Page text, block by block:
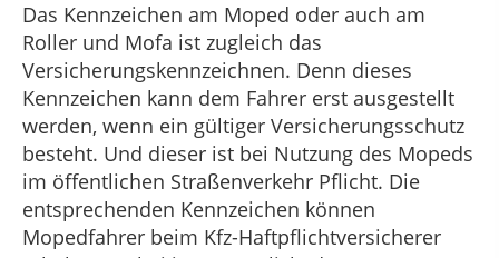
Das Kennzeichen am Moped oder auch am
Roller und Mofa ist zugleich das
Versicherungskennzeichnen. Denn dieses
Kennzeichen kann dem Fahrer erst ausgestellt
werden, wenn ein gültiger Versicherungsschutz
besteht. Und dieser ist bei Nutzung des Mopeds
im öffentlichen Straßenverkehr Pflicht. Die
entsprechenden Kennzeichen können
Mopedfahrer beim Kfz-Haftpflichtversicherer